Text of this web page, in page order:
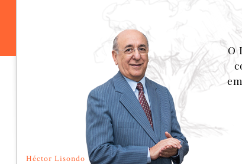
Héctor Lisondo
O